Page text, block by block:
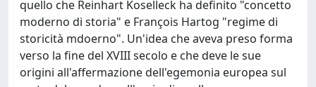
quello che Reinhart Koselleck ha definito "concetto
moderno di storia" e François Hartog "regime di
storicità mdoerno". Un'idea che aveva preso forma
verso la fine del XVIII secolo e che deve le sue
origini all'affermazione dell'egemonia europea sul